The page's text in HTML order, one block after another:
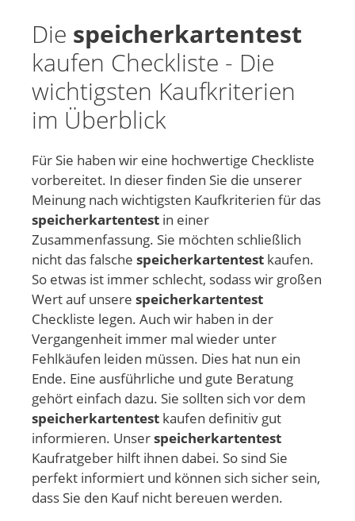
Die speicherkartentest
kaufen Checkliste - Die
wichtigsten Kaufkriterien
im Überblick
Für Sie haben wir eine hochwertige Checkliste
vorbereitet. In dieser finden Sie die unserer
Meinung nach wichtigsten Kaufkriterien für das
speicherkartentest in einer
Zusammenfassung. Sie möchten schließlich
nicht das falsche speicherkartentest kaufen.
So etwas ist immer schlecht, sodass wir großen
Wert auf unsere speicherkartentest
Checkliste legen. Auch wir haben in der
Vergangenheit immer mal wieder unter
Fehlkäufen leiden müssen. Dies hat nun ein
Ende. Eine ausführliche und gute Beratung
gehört einfach dazu. Sie sollten sich vor dem
speicherkartentest kaufen definitiv gut
informieren. Unserspeicherkartentest
Kaufratgeber hilft ihnen dabei. So sind Sie
perfekt informiert und können sich sicher sein,
dass Sie den Kauf nicht bereuen werden.